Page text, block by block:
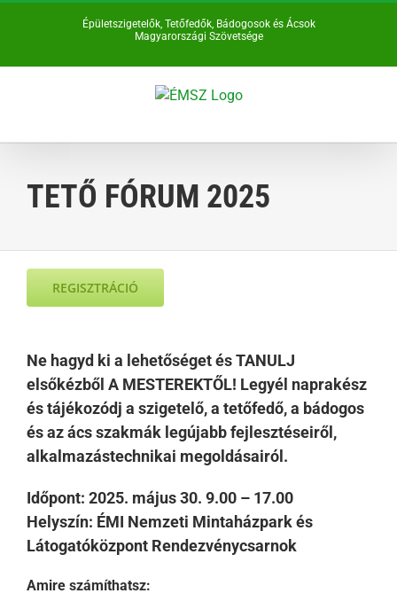
Épületszigetelők, Tetőfedők, Bádogosok és Ácsok
Magyarországi Szövetsége
TETŐ FÓRUM 2025
REGISZTRÁCIÓ
Ne hagyd ki a lehetőséget és TANULJ
elsőkézből A MESTEREKTŐL! Legyél naprakész
és tájékozódj a szigetelő, a tetőfedő, a bádogos
és az ács szakmák legújabb fejlesztéseiről,
alkalmazástechnikai megoldásairól.
Időpont: 2025. május 30. 9.00 – 17.00
Helyszín: ÉMI Nemzeti Mintaházpark és
Látogatóközpont Rendezvénycsarnok
Amire számíthatsz: